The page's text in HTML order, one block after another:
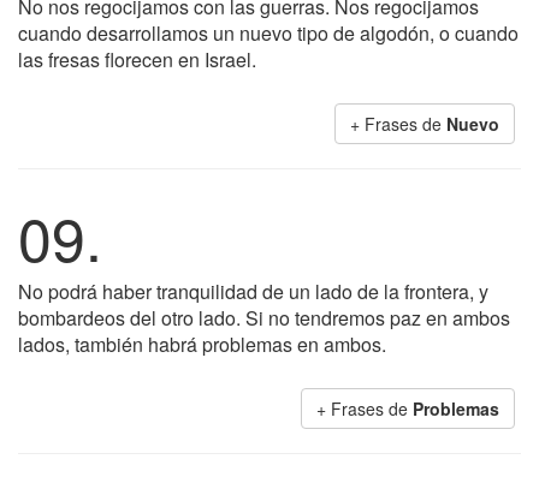
No nos regocijamos con las guerras. Nos regocijamos
cuando desarrollamos un nuevo tipo de algodón, o cuando
las fresas florecen en Israel.
+ Frases de Nuevo
09.
No podrá haber tranquilidad de un lado de la frontera, y
bombardeos del otro lado. Si no tendremos paz en ambos
lados, también habrá problemas en ambos.
+ Frases de Problemas